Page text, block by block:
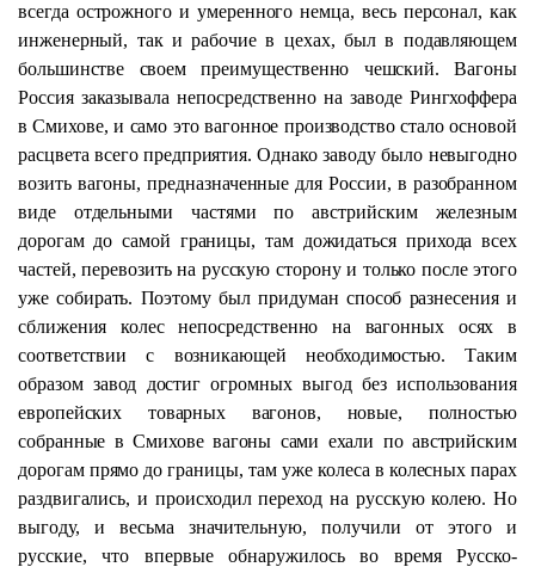
всегда острожного и умеренного немца, весь персонал, как
инженерный, так и рабочие в цехах, был в подавляющем
большинстве своем преимущественно чешский. Вагоны
Россия заказывала непосредственно на заводе Рингхоффера
в Смихове, и само это вагонное производство стало основой
расцвета всего предприятия. Однако заводу было невыгодно
возить вагоны, предназначенные для России, в разобранном
виде отдельными частями по австрийским железным
дорогам до самой границы, там дожидаться прихода всех
частей, перевозить на русскую сторону и только после этого
уже собирать. Поэтому был придуман способ разнесения и
сближения колес непосредственно на вагонных осях в
соответствии с возникающей необходимостью. Таким
образом завод достиг огромных выгод без использования
европейских товарных вагонов, новые, полностью
собранные в Смихове вагоны сами ехали по австрийским
дорогам прямо до границы, там уже колеса в колесных парах
раздвигались, и происходил переход на русскую колею. Но
выгоду, и весьма значительную, получили от этого и
русские, что впервые обнаружилось во время Русско-